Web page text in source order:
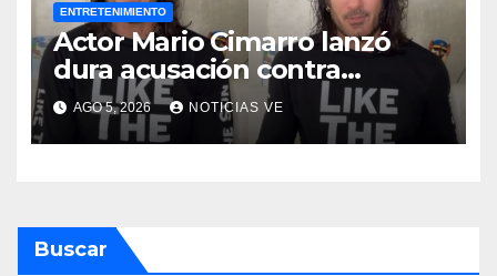
ENTRETENIMIENTO
Actor Mario Cimarro lanzó
dura acusación contra
Telemundo y advirtió que lo
que hacen en su contra es
ilegal en EEUU
AGO 5, 2026 NOTICIAS VE
Buscar